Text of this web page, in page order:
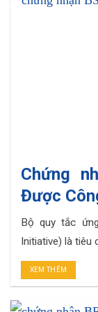
Chứng
Được
Bộ quy tắc
Initiative) là tiêu
trách nhiệm xã
cốt lõi cho các
XEM THÊM